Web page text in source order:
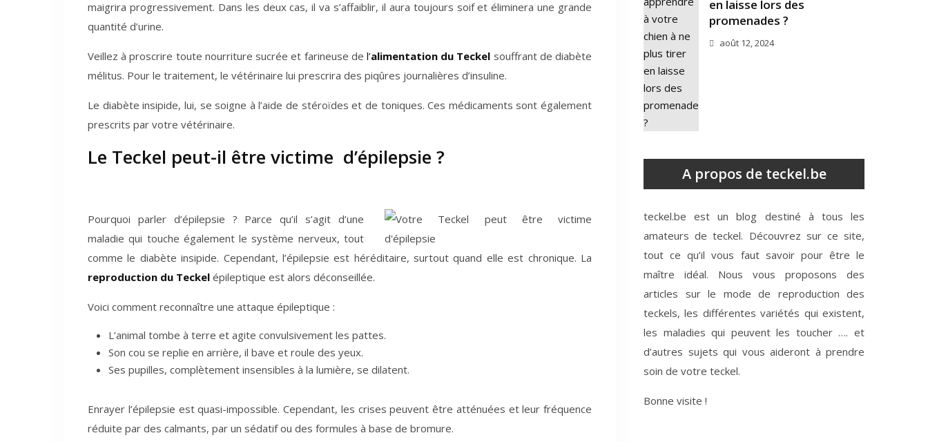
maigrira progressivement. Dans les deux cas, il va s’affaiblir, il aura toujours soif et éliminera une grande
quantité d’urine.
Veillez à proscrire toute nourriture sucrée et farineuse de l’alimentation du Teckel souffrant de diabète
mélitus. Pour le traitement, le vétérinaire lui prescrira des piqûres journalières d’insuline.
Le diabète insipide, lui, se soigne à l’aide de stéroïdes et de toniques. Ces médicaments sont également
prescrits par votre vétérinaire.
Le Teckel peut-il être victime d’épilepsie ?
Pourquoi parler d’épilepsie ? Parce qu’il s’agit d’une
maladie qui touche également le système nerveux, tout
comme le diabète insipide. Cependant, l’épilepsie est héréditaire, surtout quand elle est chronique. La
reproduction du Teckel épileptique est alors déconseillée.
Voici comment reconnaître une attaque épileptique :
L’animal tombe à terre et agite convulsivement les pattes.
Son cou se replie en arrière, il bave et roule des yeux.
Ses pupilles, complètement insensibles à la lumière, se dilatent.
Enrayer l’épilepsie est quasi-impossible. Cependant, les crises peuvent être atténuées et leur fréquence
réduite par des calmants, par un sédatif ou des formules à base de bromure.
en laisse lors des
promenades ?
août 12, 2024
A propos de teckel.be
teckel.be est un blog destiné à tous les
amateurs de teckel. Découvrez sur ce site,
tout ce qu’il vous faut savoir pour être le
maître idéal. Nous vous proposons des
articles sur le mode de reproduction des
teckels, les différentes variétés qui existent,
les maladies qui peuvent les toucher …. et
d’autres sujets qui vous aideront à prendre
soin de votre teckel.
Bonne visite !